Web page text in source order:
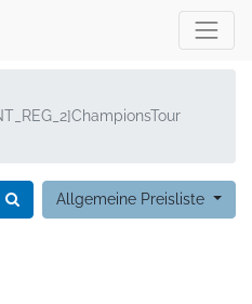
Allgemeine Preisliste